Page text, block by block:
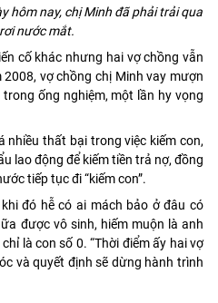
hôm nay, chị Minh đã phải trải qua
nước mắt.
cố khác nhưng hai vợ chồng vẫn
vợ chồng chị Minh vay mượn
ống nghiệm, một lần hy vọng
nhiều thất bại trong việc kiếm con,
lao động để kiếm tiền trả nợ, đồng
tiếp tục đi “kiếm con”.
đó hễ có ai mách bảo ở đâu có
được vô sinh, hiếm muộn là anh
là con số 0. “Thời điểm ấy hai vợ
và quyết định sẽ dừng hành trình